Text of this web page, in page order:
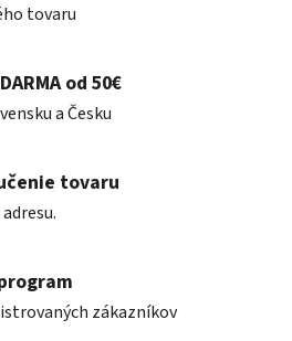
tovaru
od 50€
a Česku
tovaru
zákazníkov